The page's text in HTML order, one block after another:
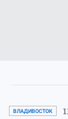
ВЛАДИВОСТОК